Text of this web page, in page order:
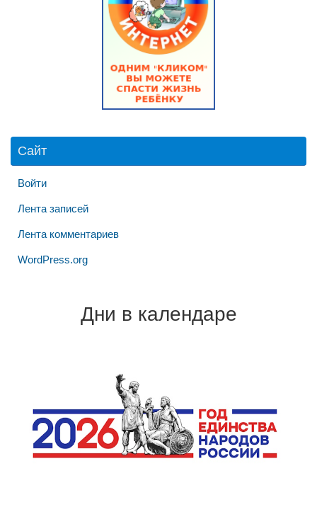
Сайт
Войти
Лента записей
Лента комментариев
WordPress.org
Дни в календаре